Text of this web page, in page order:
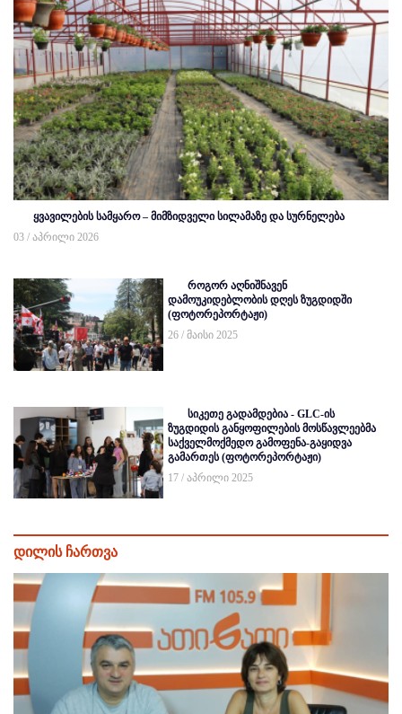
ყვავილების სამყარო – მიმზიდველი სილამაზე და სურნელება
03 / აპრილი 2026
როგორ აღნიშნავენ
დამოუკიდებლობის დღეს ზუგდიდში
(ფოტორეპორტაჟი)
26 / მაისი 2025
სიკეთე გადამდებია - GLC-ის
ზუგდიდის განყოფილების მოსწავლეებმა
საქველმოქმედო გამოფენა-გაყიდვა
გამართეს (ფოტორეპორტაჟი)
17 / აპრილი 2025
დილის ჩართვა